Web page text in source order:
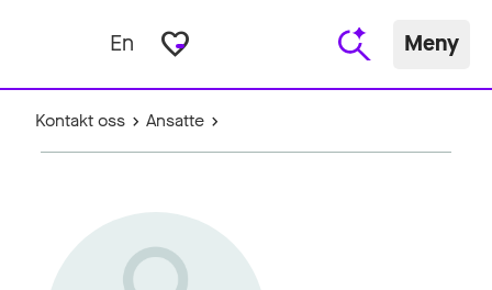
En favorite_border Meny
Kontakt oss Ansatte